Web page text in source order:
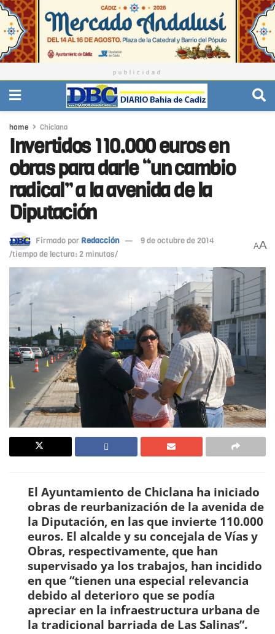
publicidad
home Chiclana
Invertidos 110.000 euros en
obras para darle “un cambio
radical” a la avenida de la
Diputación
Firmado por Redacción
9 de octubre de 2014
/tiempo de lectura: 2 minutos/
AA
El Ayuntamiento de Chiclana ha iniciado
obras de reurbanización de la avenida de
la Diputación, en las que invierte 110.000
euros. El alcalde y su concejala de Vías y
Obras, respectivamente, que han
supervisado ya los trabajos, han incidido
en que “tienen una especial relevancia
debido al deterioro que se podía
apreciar en la infraestructura urbana de
la tradicional barriada de Las Salinas”.